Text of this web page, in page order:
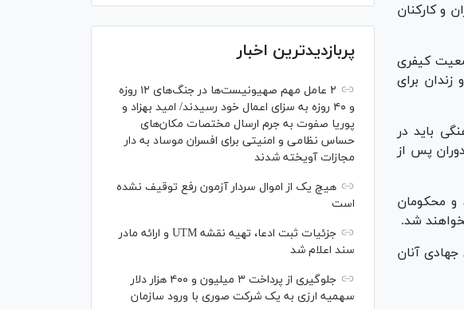
و کارکنان
کیفری
برای
باید در
پس از
و محکومان
شد.
آنان
پربازدیدترین اخبار
۲ عامل مهم صهیونیست‌ها در جنگ‌های ۱۲ روزه
و ۴۰ روزه به سزای اعمال خود رسیدند/ امید بهزاد و
پوریا صفوت به جرم ارسال مختصات مکان‌های
حساس نظامی و امنیتی برای افسران موساد به دار
مجازات آویخته شدند
هیچ یک از اموال سردار آزمون رفع توقیف نشده
است
جزئیات ثبت ادعا، تهیه نقشه UTM و ارائه مادر
سند اعلام شد
جلوگیری از پرداخت ۳ میلیون و ۴۰۰ هزار دلار
سهمیه ارزی به یک شرکت صوری با ورود سازمان